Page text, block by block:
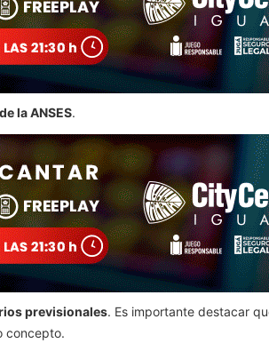
la ANSES.
previsionales. Es importante destacar
concepto.